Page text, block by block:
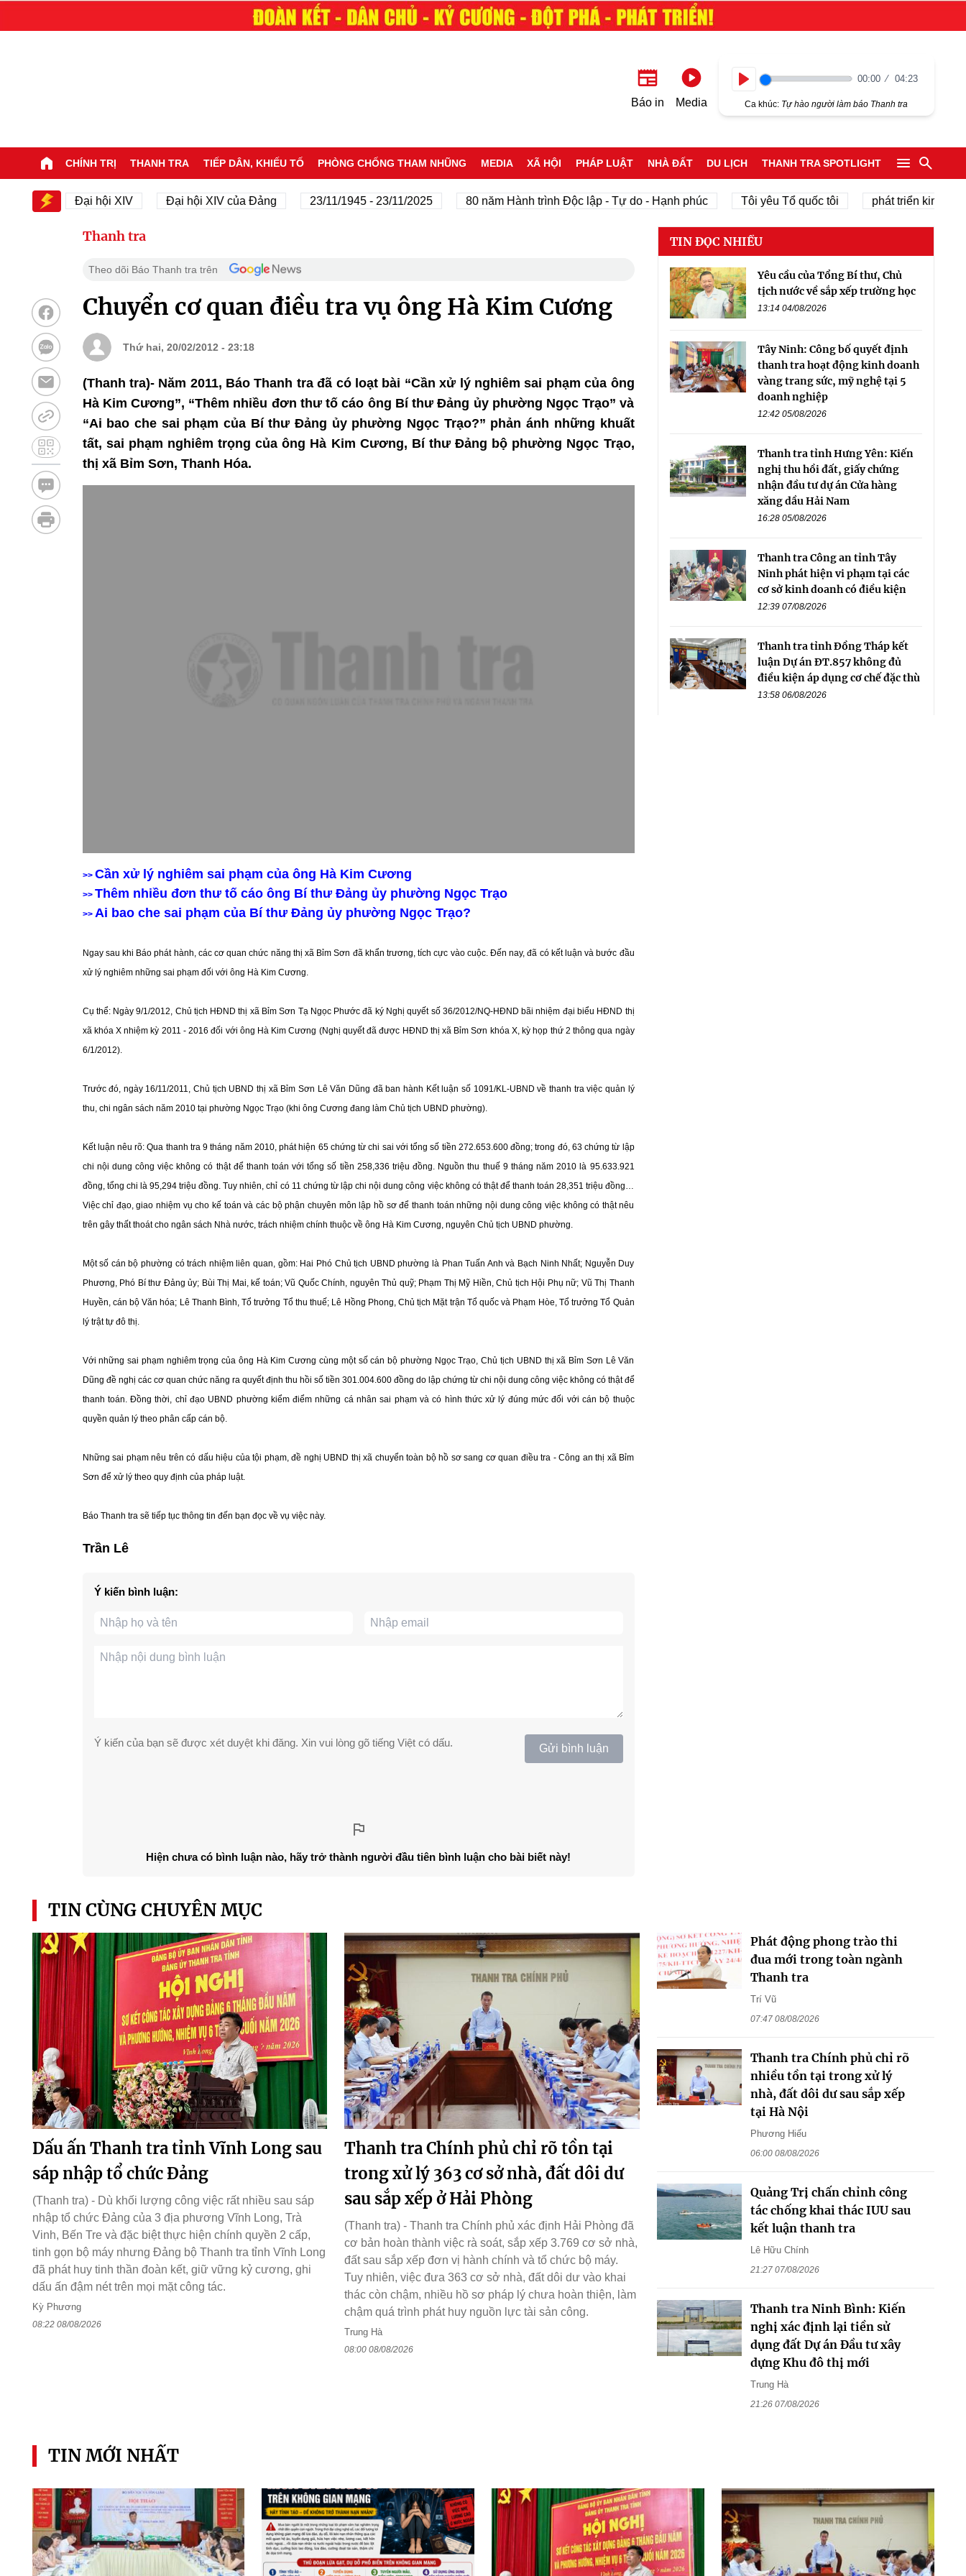
Báo in Media
00:00 04:23
Ca khúc: Tự hào người làm báo Thanh tra
CHÍNH TRỊ THANH TRA TIẾP DÂN, KHIẾU TỐ PHÒNG CHỐNG THAM NHŨNG MEDIA XÃ HỘI PHÁP LUẬT NHÀ ĐẤT DU LỊCH THANH TRA SPOTLIGHT
Đại hội XIV Đại hội XIV của Đảng 23/11/1945 - 23/11/2025 80 năm Hành trình Độc lập - Tự do - Hạnh phúc Tôi yêu Tổ quốc tôi phát triển kinh tế tư
Thanh tra
Theo dõi Báo Thanh tra trên
Chuyển cơ quan điều tra vụ ông Hà Kim Cương
Thứ hai, 20/02/2012 - 23:18
(Thanh tra)- Năm 2011, Báo Thanh tra đã có loạt bài “Cần xử lý nghiêm sai phạm của ông
Hà Kim Cương”, “Thêm nhiều đơn thư tố cáo ông Bí thư Đảng ủy phường Ngọc Trạo” và
“Ai bao che sai phạm của Bí thư Đảng ủy phường Ngọc Trạo?” phản ánh những khuất
tất, sai phạm nghiêm trọng của ông Hà Kim Cương, Bí thư Đảng bộ phường Ngọc Trạo,
thị xã Bỉm Sơn, Thanh Hóa.
>> Cần xử lý nghiêm sai phạm của ông Hà Kim Cương
>> Thêm nhiều đơn thư tố cáo ông Bí thư Đảng ủy phường Ngọc Trạo
>> Ai bao che sai phạm của Bí thư Đảng ủy phường Ngọc Trạo?
Ngay sau khi Báo phát hành, các cơ quan chức năng thị xã Bỉm Sơn đã khẩn trương, tích cực vào cuộc. Đến nay, đã có kết luận và bước đầu
xử lý nghiêm những sai phạm đối với ông Hà Kim Cương.
Cụ thể: Ngày 9/1/2012, Chủ tịch HĐND thị xã Bỉm Sơn Tạ Ngọc Phước đã ký Nghị quyết số 36/2012/NQ-HĐND bãi nhiệm đại biểu HĐND thị
xã khóa X nhiệm kỳ 2011 - 2016 đối với ông Hà Kim Cương (Nghị quyết đã được HĐND thị xã Bỉm Sơn khóa X, kỳ họp thứ 2 thông qua ngày
6/1/2012).
Trước đó, ngày 16/11/2011, Chủ tịch UBND thị xã Bỉm Sơn Lê Văn Dũng đã ban hành Kết luận số 1091/KL-UBND về thanh tra việc quản lý
thu, chi ngân sách năm 2010 tại phường Ngọc Trạo (khi ông Cương đang làm Chủ tịch UBND phường).
Kết luận nêu rõ: Qua thanh tra 9 tháng năm 2010, phát hiện 65 chứng từ chi sai với tổng số tiền 272.653.600 đồng; trong đó, 63 chứng từ lập
chi nội dung công việc không có thật để thanh toán với tổng số tiền 258,336 triệu đồng. Nguồn thu thuế 9 tháng năm 2010 là 95.633.921
đồng, tổng chi là 95,294 triệu đồng. Tuy nhiên, chỉ có 11 chứng từ lập chi nội dung công việc không có thật để thanh toán 28,351 triệu đồng…
Việc chỉ đạo, giao nhiệm vụ cho kế toán và các bộ phận chuyên môn lập hồ sơ để thanh toán những nội dung công việc không có thật nêu
trên gây thất thoát cho ngân sách Nhà nước, trách nhiệm chính thuộc về ông Hà Kim Cương, nguyên Chủ tịch UBND phường.
Một số cán bộ phường có trách nhiệm liên quan, gồm: Hai Phó Chủ tịch UBND phường là Phan Tuấn Anh và Bạch Ninh Nhất; Nguyễn Duy
Phương, Phó Bí thư Đảng ủy; Bùi Thị Mai, kế toán; Vũ Quốc Chính, nguyên Thủ quỹ; Phạm Thị Mỹ Hiền, Chủ tịch Hội Phụ nữ; Vũ Thị Thanh
Huyền, cán bộ Văn hóa; Lê Thanh Bình, Tổ trưởng Tổ thu thuế; Lê Hồng Phong, Chủ tịch Mặt trận Tổ quốc và Phạm Hòe, Tổ trưởng Tổ Quản
lý trật tự đô thị.
Với những sai phạm nghiêm trọng của ông Hà Kim Cương cùng một số cán bộ phường Ngọc Trạo, Chủ tịch UBND thị xã Bỉm Sơn Lê Văn
Dũng đề nghị các cơ quan chức năng ra quyết định thu hồi số tiền 301.004.600 đồng do lập chứng từ chi nội dung công việc không có thật để
thanh toán. Đồng thời, chỉ đạo UBND phường kiểm điểm những cá nhân sai phạm và có hình thức xử lý đúng mức đối với cán bộ thuộc
quyền quản lý theo phân cấp cán bộ.
Những sai phạm nêu trên có dấu hiệu của tội phạm, đề nghị UBND thị xã chuyển toàn bộ hồ sơ sang cơ quan điều tra - Công an thị xã Bỉm
Sơn để xử lý theo quy định của pháp luật.
Báo Thanh tra sẽ tiếp tục thông tin đến bạn đọc về vụ việc này.
Trần Lê
Ý kiến bình luận:
Ý kiến của bạn sẽ được xét duyệt khi đăng. Xin vui lòng gõ tiếng Việt có dấu. Gửi bình luận
Hiện chưa có bình luận nào, hãy trở thành người đầu tiên bình luận cho bài biết này!
TIN ĐỌC NHIỀU
Yêu cầu của Tổng Bí thư, Chủ
tịch nước về sắp xếp trường học
13:14 04/08/2026
Tây Ninh: Công bố quyết định
thanh tra hoạt động kinh doanh
vàng trang sức, mỹ nghệ tại 5
doanh nghiệp
12:42 05/08/2026
Thanh tra tỉnh Hưng Yên: Kiến
nghị thu hồi đất, giấy chứng
nhận đầu tư dự án Cửa hàng
xăng dầu Hải Nam
16:28 05/08/2026
Thanh tra Công an tỉnh Tây
Ninh phát hiện vi phạm tại các
cơ sở kinh doanh có điều kiện
12:39 07/08/2026
Thanh tra tỉnh Đồng Tháp kết
luận Dự án ĐT.857 không đủ
điều kiện áp dụng cơ chế đặc thù
13:58 06/08/2026
TIN CÙNG CHUYÊN MỤC
Dấu ấn Thanh tra tỉnh Vĩnh Long sau
sáp nhập tổ chức Đảng
(Thanh tra) - Dù khối lượng công việc rất nhiều sau sáp
nhập tổ chức Đảng của 3 địa phương Vĩnh Long, Trà
Vinh, Bến Tre và đặc biệt thực hiện chính quyền 2 cấp,
tinh gọn bộ máy nhưng Đảng bộ Thanh tra tỉnh Vĩnh Long
đã phát huy tinh thần đoàn kết, giữ vững kỷ cương, ghi
dấu ấn đậm nét trên mọi mặt công tác.
Kỳ Phương
08:22 08/08/2026
Thanh tra Chính phủ chỉ rõ tồn tại
trong xử lý 363 cơ sở nhà, đất dôi dư
sau sắp xếp ở Hải Phòng
(Thanh tra) - Thanh tra Chính phủ xác định Hải Phòng đã
cơ bản hoàn thành việc rà soát, sắp xếp 3.769 cơ sở nhà,
đất sau sắp xếp đơn vị hành chính và tổ chức bộ máy.
Tuy nhiên, việc đưa 363 cơ sở nhà, đất dôi dư vào khai
thác còn chậm, nhiều hồ sơ pháp lý chưa hoàn thiện, làm
chậm quá trình phát huy nguồn lực tài sản công.
Trung Hà
08:00 08/08/2026
Phát động phong trào thi
đua mới trong toàn ngành
Thanh tra
Trí Vũ
07:47 08/08/2026
Thanh tra Chính phủ chỉ rõ
nhiều tồn tại trong xử lý
nhà, đất dôi dư sau sắp xếp
tại Hà Nội
Phương Hiếu
06:00 08/08/2026
Quảng Trị chấn chỉnh công
tác chống khai thác IUU sau
kết luận thanh tra
Lê Hữu Chính
21:27 07/08/2026
Thanh tra Ninh Bình: Kiến
nghị xác định lại tiền sử
dụng đất Dự án Đầu tư xây
dựng Khu đô thị mới
Trung Hà
21:26 07/08/2026
TIN MỚI NHẤT